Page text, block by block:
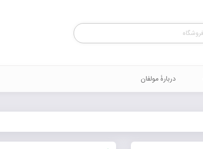
Products
search
دربارۀ مولفان